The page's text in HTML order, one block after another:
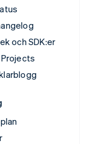
och SDK:er